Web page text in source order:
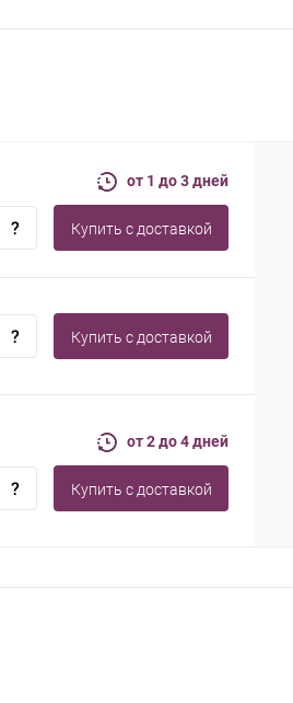
от 1 до 3 дней
Купить c доставкой
Купить c доставкой
от 2 до 4 дней
Купить c доставкой